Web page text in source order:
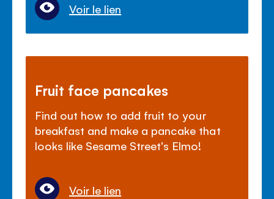
Voir le lien
Fruit face pancakes
Find out how to add fruit to your
breakfast and make a pancake that
looks like Sesame Street's Elmo!
Voir le lien